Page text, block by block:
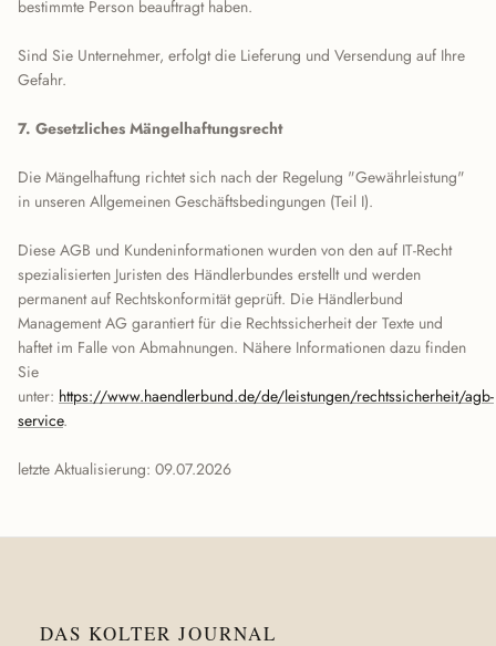
bestimmte Person beauftragt haben.
Sind Sie Unternehmer, erfolgt die Lieferung und Versendung auf Ihre
Gefahr.
7. Gesetzliches Mängelhaftungsrecht
Die Mängelhaftung richtet sich nach der Regelung "Gewährleistung"
in unseren Allgemeinen Geschäftsbedingungen (Teil I).
Diese AGB und Kundeninformationen wurden von den auf IT-Recht
spezialisierten Juristen des Händlerbundes erstellt und werden
permanent auf Rechtskonformität geprüft. Die Händlerbund
Management AG garantiert für die Rechtssicherheit der Texte und
haftet im Falle von Abmahnungen. Nähere Informationen dazu finden
Sie
unter: https://www.haendlerbund.de/de/leistungen/rechtssicherheit/agb-
service.
letzte Aktualisierung: 09.07.2026
DAS KOLTER JOURNAL